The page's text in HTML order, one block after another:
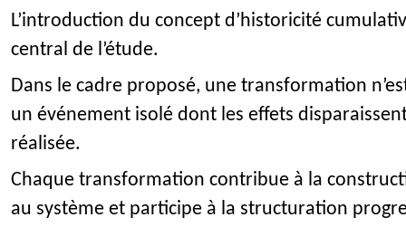
L’introduction du concept d’historicité
central de l’étude.
Dans le cadre proposé, une transformation
un événement isolé dont les effets
réalisée.
Chaque transformation contribue à la
au système et participe à la structuration